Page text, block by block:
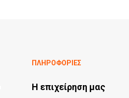
ΠΛΗΡΟΦΟΡΙΕΣ
Η επιχείρηση μας